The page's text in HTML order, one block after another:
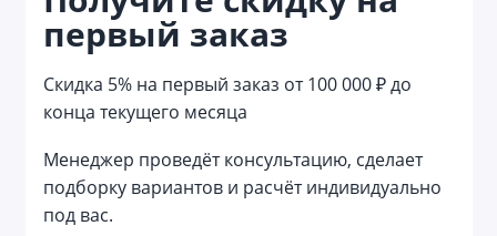
первый заказ
Скидка 5% на первый заказ от 100 000 ₽ до
конца текущего месяца
Менеджер проведёт консультацию, сделает
подборку вариантов и расчёт индивидуально
под вас.
Reflector
Reviver
Welcome pack
Азартные игры
Аксессуары для велосипеда